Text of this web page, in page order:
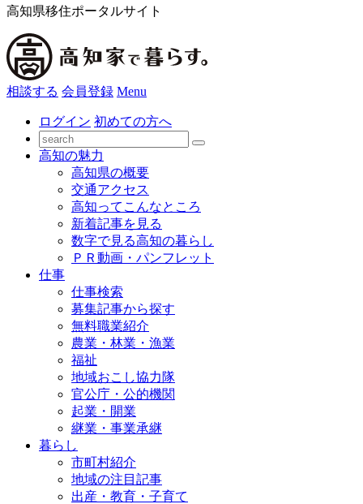
高知県移住ポータルサイト
相談する 会員登録 Menu
ログイン 初めての方へ
高知の魅力
高知県の概要
交通アクセス
高知ってこんなところ
新着記事を見る
数字で見る高知の暮らし
ＰＲ動画・パンフレット
仕事
仕事検索
募集記事から探す
無料職業紹介
農業・林業・漁業
福祉
地域おこし協力隊
官公庁・公的機関
起業・開業
継業・事業承継
暮らし
市町村紹介
地域の注目記事
出産・教育・子育て